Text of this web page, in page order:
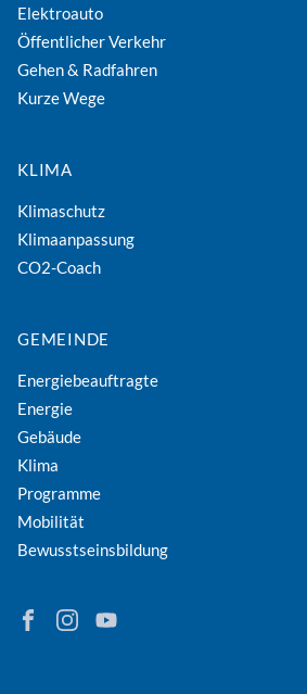
Elektroauto
Öffentlicher Verkehr
Gehen & Radfahren
Kurze Wege
KLIMA
Klimaschutz
Klimaanpassung
CO2-Coach
GEMEINDE
Energiebeauftragte
Energie
Gebäude
Klima
Programme
Mobilität
Bewusstseinsbildung
Finden Sie Energie in Niederösterreich
Folgen Sie Energie in
Besuchen Sie den YouTube-